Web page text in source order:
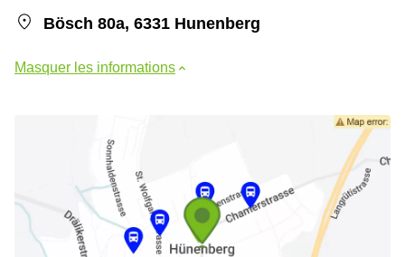
Bösch 80a, 6331 Hunenberg
Masquer les informations